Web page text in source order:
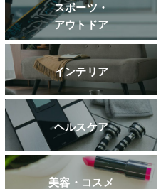
スポーツ・
アウトドア
インテリア
ヘルスケア
美容・コスメ